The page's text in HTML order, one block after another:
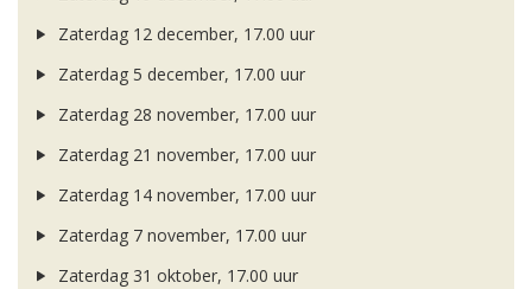
Zaterdag 12 december, 17.00 uur
Zaterdag 5 december, 17.00 uur
Zaterdag 28 november, 17.00 uur
Zaterdag 21 november, 17.00 uur
Zaterdag 14 november, 17.00 uur
Zaterdag 7 november, 17.00 uur
Zaterdag 31 oktober, 17.00 uur